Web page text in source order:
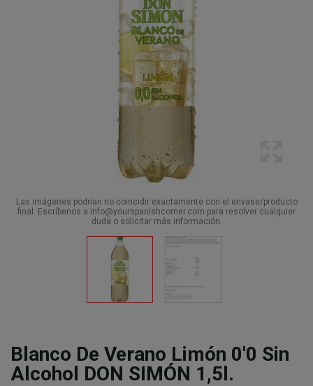
Las imágenes podrían no coincidir exactamente con el envase/producto
final. Escríbenos a info@yourspanishcorner.com para resolver cualquier
duda o solicitar más información.
Blanco De Verano Limón 0'0 Sin
Alcohol DON SIMÓN 1,5l.